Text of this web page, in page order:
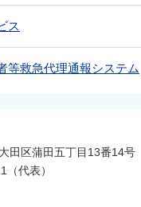
ス
等救急代理通報システム
田区蒲田五丁目13番14号
代表）